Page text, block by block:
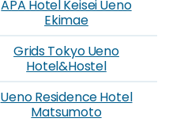
APA Hotel Keisei Ueno
Ekimae
Grids Tokyo Ueno
Hotel&Hostel
Ueno Residence Hotel
Matsumoto